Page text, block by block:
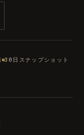
30日スナップショット